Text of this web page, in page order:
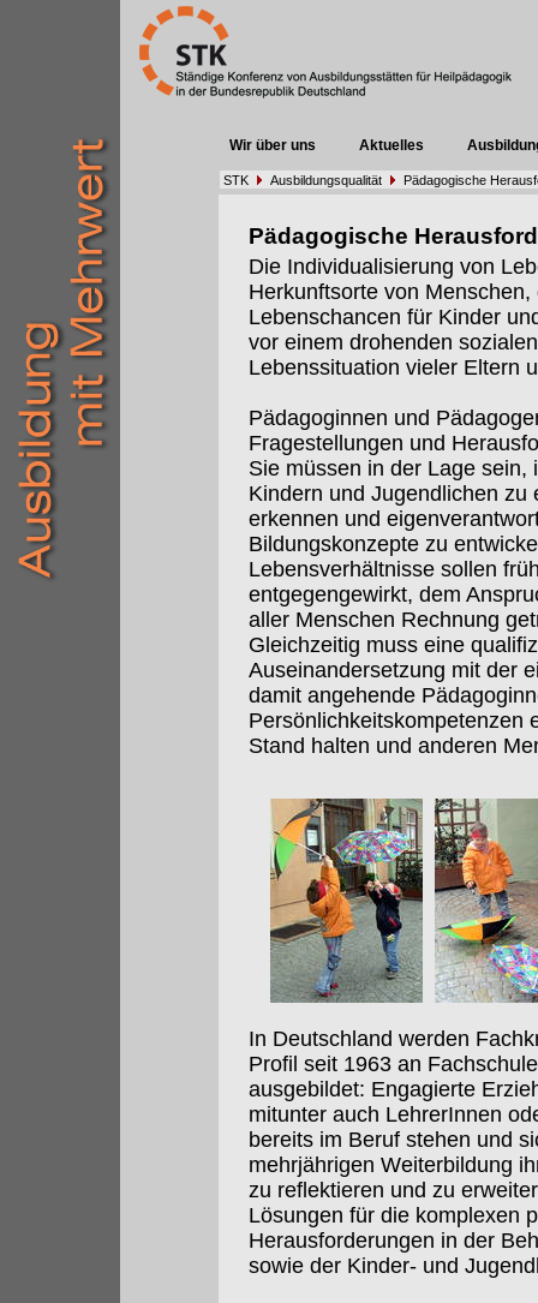
Wir über uns Aktuelles
STK Ausbildungsqualität Pädagogische
Pädagogische
Die Individualisierung von
Herkunftsorte von
Lebenschancen für Kinder
vor einem drohenden
Lebenssituation vieler Eltern
Pädagoginnen und
Fragestellungen und
Sie müssen in der Lage
Kindern und Jugendlichen
erkennen und
Bildungskonzepte zu
Lebensverhältnisse sollen
entgegengewirkt, dem
aller Menschen Rechnung
Gleichzeitig muss eine
Auseinandersetzung mit der
damit angehende
Persönlichkeitskompetenzen
Stand halten und anderen
In Deutschland werden
Profil seit 1963 an
ausgebildet: Engagierte
mitunter auch LehrerInnen
bereits im Beruf stehen und
mehrjährigen Weiterbildung
zu reflektieren und zu
Lösungen für die komplexen
Herausforderungen in der
sowie der Kinder- und